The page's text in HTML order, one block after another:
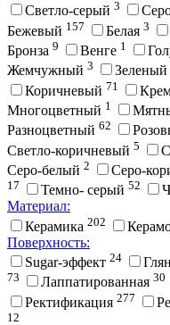
Cветло-серый 3
Бежевый 157 Белая 3
Бронза 9 Венге 1
Жемчужный 3 Зеленый
Коричневый 71
Многоцветный 1
Разноцветный 62
Светло-коричневый 5
Серо-белый 2 Серо-
17 Темно- серый 52
Материал:
Керамика 202
Поверхность:
Sugar-эффект 24
73 Лаппатированная 30
Ректификация 277
12